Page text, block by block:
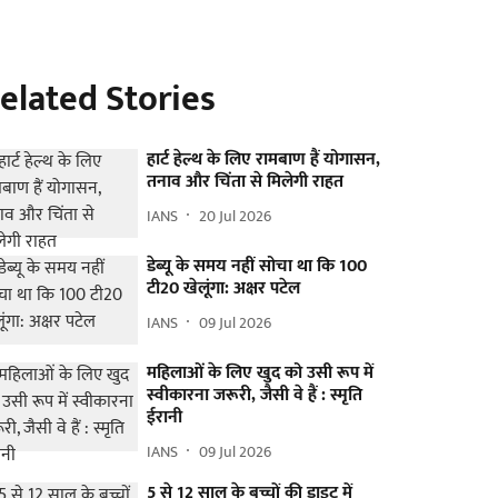
Stories
हार्ट हेल्थ के लिए रामबाण हैं योगासन,
तनाव और चिंता से मिलेगी राहत
IANS 20 Jul 2026
डेब्यू के समय नहीं सोचा था कि 100
टी20 खेलूंगा: अक्षर पटेल
IANS 09 Jul 2026
महिलाओं के लिए खुद को उसी रूप में
स्वीकारना जरूरी, जैसी वे हैं : स्मृति
ईरानी
IANS 09 Jul 2026